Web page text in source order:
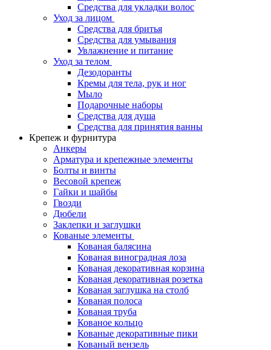
Средства для укладки волос
Уход за лицом
Средства для бритья
Средства для умывания
Увлажнение и питание
Уход за телом
Дезодоранты
Кремы для тела, рук и ног
Мыло
Подарочные наборы
Средства для душа
Средства для принятия ванны
Крепеж и фурнитура
Анкеры
Арматура и крепежные элементы
Болты и винты
Весовой крепеж
Гайки и шайбы
Гвозди
Дюбели
Заклепки и заглушки
Кованые элементы
Кованая балясина
Кованая виноградная лоза
Кованая декоративная корзина
Кованая декоративная розетка
Кованая заглушка на столб
Кованая полоса
Кованая труба
Кованое кольцо
Кованые декоративные пики
Кованый вензель